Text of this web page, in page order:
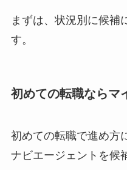
まずは、状況別に候補
す。
初めての転職ならマ
初めての転職で進め方
ナビエージェントを候